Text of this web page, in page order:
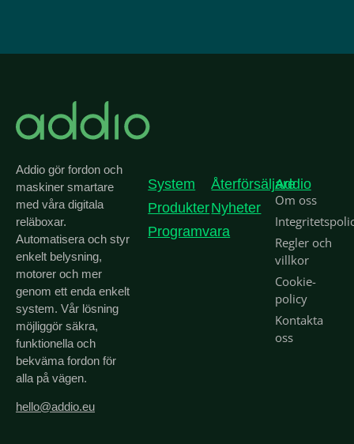
Addio gör fordon och
maskiner smartare
med våra digitala
reläboxar.
Automatisera och styr
enkelt belysning,
motorer och mer
genom ett enda enkelt
system. Vår lösning
möjliggör säkra,
funktionella och
bekväma fordon för
alla på vägen.
hello@addio.eu
System
Produkter
Programvara
Återförsäljare
Nyheter
Addio
Om oss
Regler och
villkor
Cookie-
policy
Kontakta
oss